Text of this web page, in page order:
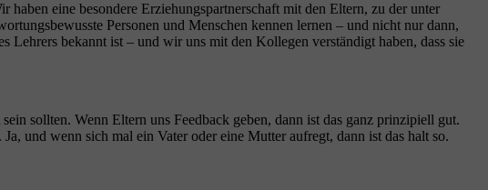
eine besondere Erziehungspartnerschaft mit den Eltern, zu der unter
Personen und Menschen kennen lernen – und nicht nur dann,
Lehrers bekannt ist – und wir uns mit den Kollegen verständigt haben, dass sie
sollten. Wenn Eltern uns Feedback geben, dann ist das ganz prinzipiell gut.
und wenn sich mal ein Vater oder eine Mutter aufregt, dann ist das halt so.